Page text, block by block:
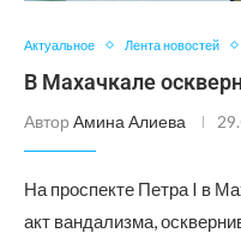
Актуальное Лента новостей
В Махачкале
Автор Амина Алиева
На проспекте Петра I в
акт вандализма,